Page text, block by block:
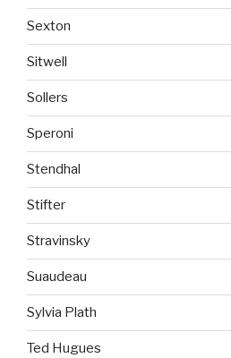
Sexton
Sitwell
Sollers
Speroni
Stendhal
Stifter
Stravinsky
Suaudeau
Sylvia Plath
Ted Hugues